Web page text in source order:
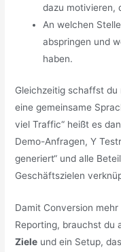
dazu motivieren,
An welchen
abspringen und
haben.
Gleichzeitig schaffst
eine gemeinsame
viel Traffic“ heißt es
Demo-Anfragen, Y
generiert“ und alle
Geschäftszielen
Damit Conversion
Reporting, brauchst du
Ziele und ein Setup,